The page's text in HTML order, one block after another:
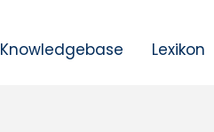
Knowledgebase Lexikon